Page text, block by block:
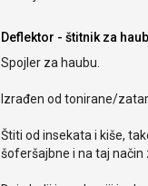
Deflektor - štitnik za
Spojler za haubu.
Izrađen od tonirane/
Štiti od insekata i kiše,
šoferšajbne i na taj način